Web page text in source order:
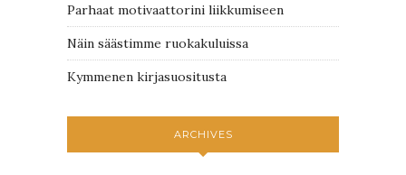
Parhaat motivaattorini liikkumiseen
Näin säästimme ruokakuluissa
Kymmenen kirjasuositusta
ARCHIVES